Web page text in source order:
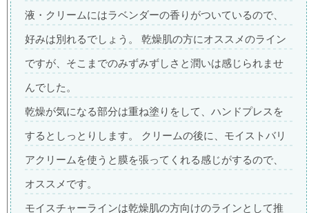
液・クリームにはラベンダーの香りがついているので、
好みは別れるでしょう。 乾燥肌の方にオススメのライン
ですが、そこまでのみずみずしさと潤いは感じられませ
んでした。
乾燥が気になる部分は重ね塗りをして、ハンドプレスを
するとしっとりします。 クリームの後に、モイストバリ
アクリームを使うと膜を張ってくれる感じがするので、
オススメです。
モイスチャーラインは乾燥肌の方向けのラインとして推